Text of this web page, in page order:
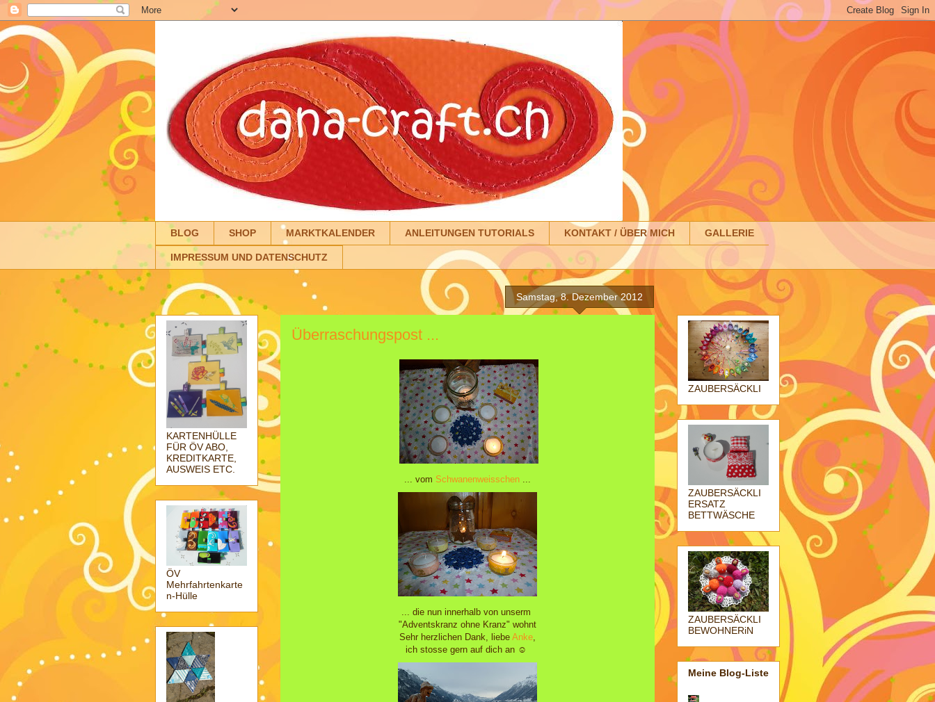
BLOG SHOP MARKTKALENDER ANLEITUNGEN TUTORIALS KONTAKT / ÜBER MICH GALLERIE
IMPRESSUM UND DATENSCHUTZ
Samstag, 8. Dezember 2012
Überraschungspost ...
... vom Schwanenweisschen
... die nun innerhalb von unserm
"Adventskranz ohne Kranz" wohnt
Sehr herzlichen Dank, liebe Anke
ich stosse gern auf dich an ☺
KARTENHÜLLE
FÜR ÖV ABO,
KREDITKARTE,
AUSWEIS ETC.
ÖV
Mehrfahrtenkarte
n-Hülle
ZAUBERSÄCKLI
ZAUBERSÄCKLI
ERSATZ
BETTWÄSCHE
ZAUBERSÄCKLI
BEWOHNERiN
Meine Blog-Liste